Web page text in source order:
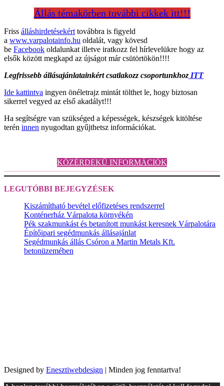
Állás témakörben további cikkek itt!!!
Friss álláshirdetésekért továbbra is figyeld
a www.varpalotainfo.hu oldalát, vagy kövesd
be Facebook oldalunkat illetve iratkozz fel hírlevelükre hogy az
elsők között megkapd az újságot már csütörtökön!!!!
Legfrissebb állásajánlatainkért csatlakozz csoportunkhoz ITT
Ide kattintva ingyen önéletrajz mintát tölthet le, hogy biztosan
sikerrel vegyed az első akadályt!!!
Ha segítségre van szükséged a képességek, készségek kitöltése
terén innen nyugodtan gyűjthetsz információkat.
KÖZÉRDEKŰ INFORMÁCIÓK
LEGUTÓBBI BEJEGYZÉSEK
Kiszámítható bevétel előfizetéses rendszerrel
Konténerház Várpalota környékén
Pék szakmunkást és betanított munkást keresnek Várpalotára
Építőipari segédmunkás állásajánlat
Segédmunkás állás Csóron a Martin Metals Kft.
betonüzemében
Designed by Enesztiwebdesign | Minden jog fenntartva!